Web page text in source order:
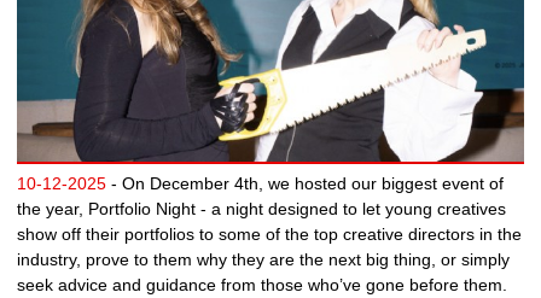
10-12-2025 - On December 4th, we hosted our biggest event of
the year, Portfolio Night - a night designed to let young creatives
show off their portfolios to some of the top creative directors in the
industry, prove to them why they are the next big thing, or simply
seek advice and guidance from those who’ve gone before them.